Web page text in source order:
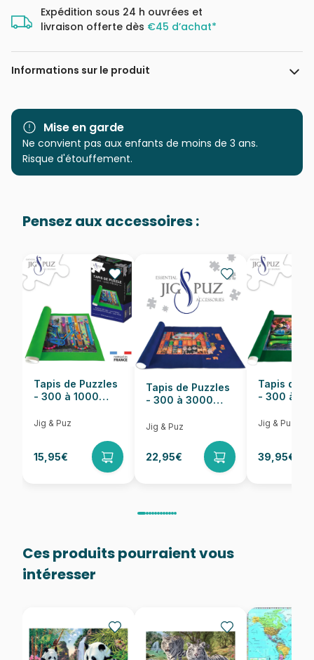
Expédition sous 24 h ouvrées et
livraison offerte dès €45 d’achat*
Informations sur le produit
Marque Dino
Catégorie Puzzles - Mers et Océans
Age
Puzzle pour Adultes (500 à
Provenance Puzzles fabriqués en France
EAN 8590878541320
Nombre de pièces 1000 pièces
Dimensions 66 x 47 cm
Mise en garde
Ne convient pas aux enfants de moins de 3 ans.
Risque d'étouffement.
Pensez aux accessoires :
Tapis de Puzzles
- 300 à 1000
Jig & Puz
15,95€
Tapis de Puzzles
- 300 à 3000
Jig & Puz
22,95€
Tapis de
- 300 à
Jig & Puz
39,95€
Ces produits pourraient vous
intéresser